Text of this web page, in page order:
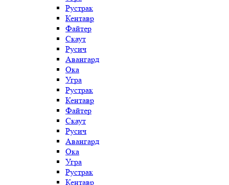
Рустрак
Кентавр
Файтер
Скаут
Русич
Авангард
Ока
Угра
Рустрак
Кентавр
Файтер
Скаут
Русич
Авангард
Ока
Угра
Рустрак
Кентавр